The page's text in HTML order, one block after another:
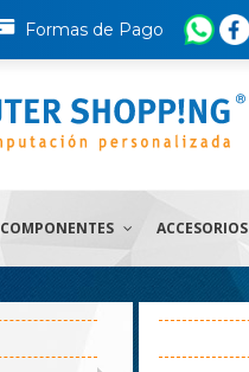
Formas de Pago
COMPONENTES ACCESORIOS